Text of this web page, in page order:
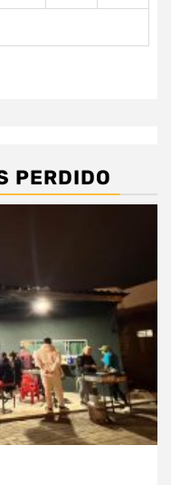
PERDIDO